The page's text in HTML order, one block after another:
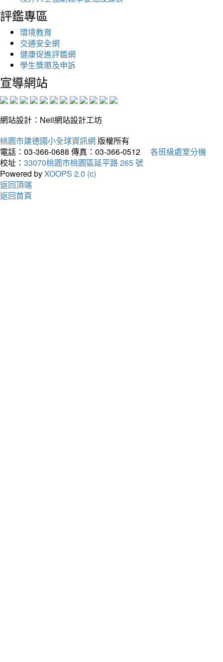
評鑑專區
環境教育
交通安全網
健康促進評鑑網
學生獎懲及申訴
宣導網站
網站設計：Neil網站設計工坊
桃園市建德國小全球資訊網 版權所有
電話：03-366-0688 傳真：03-366-0512
各班級處室分機
校址： 33070桃園市桃園區延平路 265 號
Powered byXOOPS 2.0 (c)
返回頂端
返回首頁